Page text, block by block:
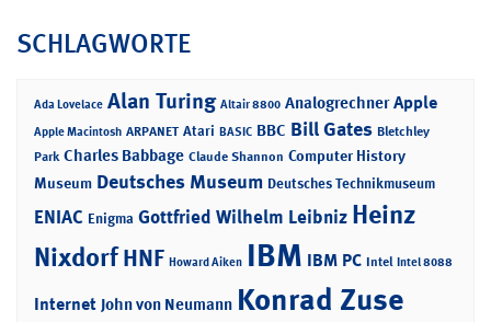
SCHLAGWORTE
Ada Lovelace Alan Turing Altair 8800 Analogrechner Apple
Apple Macintosh ARPANET Atari BASIC BBC Bill Gates Bletchley
Park Charles Babbage Claude Shannon Computer History
Museum Deutsches Museum Deutsches Technikmuseum
ENIAC Enigma Gottfried Wilhelm Leibniz Heinz
NixdorfHNF Howard Aiken IBM IBM PC Intel Intel 8088
Internet John von Neumann Konrad Zuse